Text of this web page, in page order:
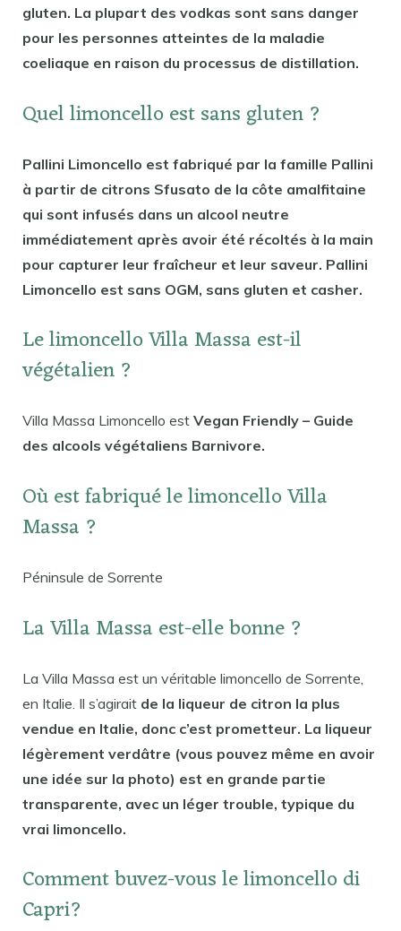
gluten. La plupart des vodkas sont sans danger
pour les personnes atteintes de la maladie
coeliaque en raison du processus de distillation.
Quel limoncello est sans gluten ?
Pallini Limoncello est fabriqué par la famille Pallini
à partir de citrons Sfusato de la côte amalfitaine
qui sont infusés dans un alcool neutre
immédiatement après avoir été récoltés à la main
pour capturer leur fraîcheur et leur saveur. Pallini
Limoncello est sans OGM, sans gluten et casher.
Le limoncello Villa Massa est-il
végétalien ?
Villa Massa Limoncello est Vegan Friendly – Guide
des alcools végétaliens Barnivore.
Où est fabriqué le limoncello Villa
Massa ?
Péninsule de Sorrente
La Villa Massa est-elle bonne ?
La Villa Massa est un véritable limoncello de Sorrente,
en Italie. Il s’agirait de la liqueur de citron la plus
vendue en Italie, donc c’est prometteur. La liqueur
légèrement verdâtre (vous pouvez même en avoir
une idée sur la photo) est en grande partie
transparente, avec un léger trouble, typique du
vrai limoncello.
Comment buvez-vous le limoncello di
Capri?